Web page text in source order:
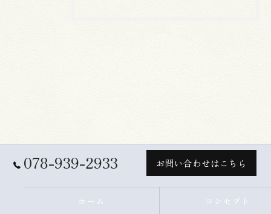
078-939-2933 お問い合わせはこちら
ホーム コンセプト